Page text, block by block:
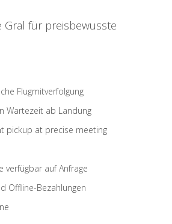
Gral für preisbewusste
Flugmitverfolgung
Wartezeit ab Landung
pickup at precise meeting
verfügbar auf Anfrage
Offline-Bezahlungen